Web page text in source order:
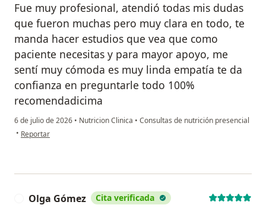
Fue muy profesional, atendió todas mis dudas
que fueron muchas pero muy clara en todo, te
manda hacer estudios que vea que como
paciente necesitas y para mayor apoyo, me
sentí muy cómoda es muy linda empatía te da
confianza en preguntarle todo 100%
recomendadicima
6 de julio de 2026 • Nutricion Clinica • Consultas de nutrición presencial
• en opinión del usuario Maria Garcia
Reportar
Olga Gómez Cita verificada